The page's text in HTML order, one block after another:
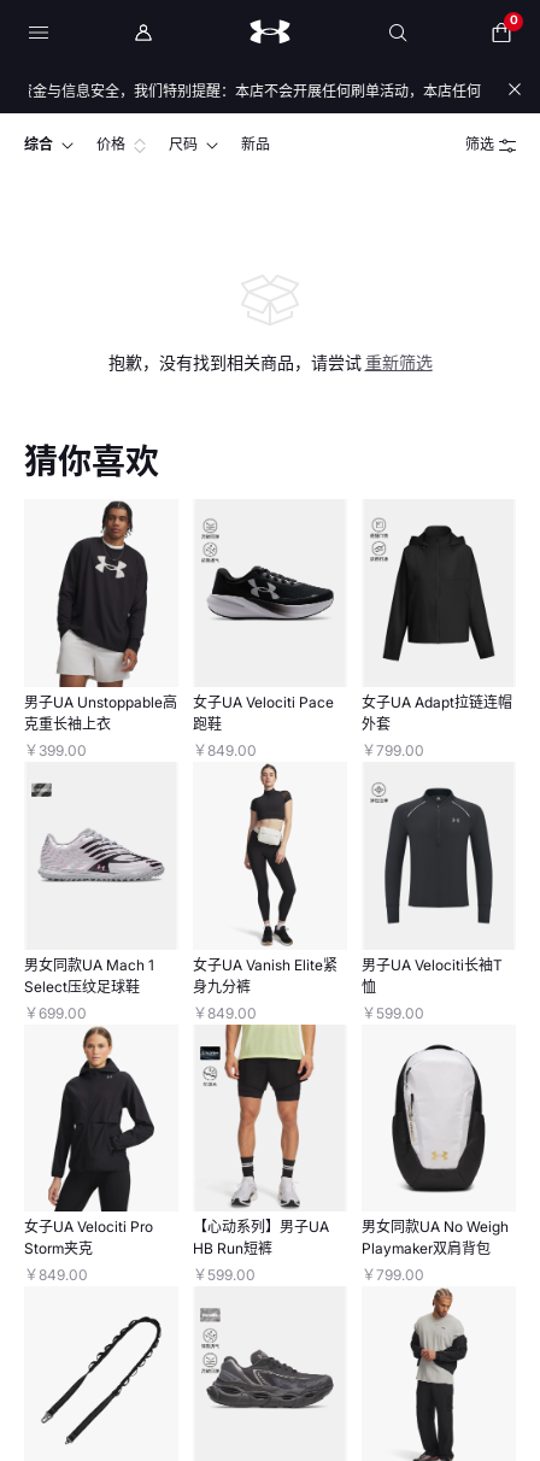
0
资金与信息安全，我们特别提醒：本店不会开展任何刷单活动，本店任何售后/
综合 价格 尺码 新品 筛选
抱歉，没有找到相关商品，请尝试 重新筛选
猜你喜欢
男子UA Unstoppable高
克重长袖上衣
￥399.00
女子UA Velociti Pace
跑鞋
￥849.00
女子UA Adapt拉链连帽
外套
￥799.00
男女同款UA Mach 1
Select压纹足球鞋
￥699.00
女子UA Vanish Elite紧
身九分裤
￥849.00
男子UA Velociti长袖T
恤
￥599.00
女子UA Velociti Pro
Storm夹克
￥849.00
【心动系列】男子UA
HB Run短裤
￥599.00
男女同款UA No Weigh
Playmaker双肩背包
￥799.00